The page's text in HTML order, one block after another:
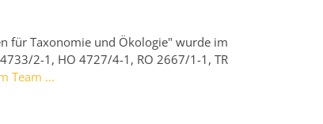
für Taxonomie und Ökologie" wurde im
2-1, HO 4727/4-1, RO 2667/1-1, TR
Team ...